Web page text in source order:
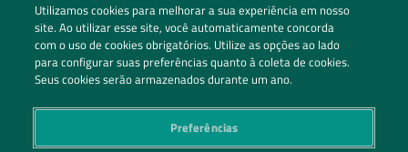
Utilizamos cookies para melhorar a sua experiência em nosso
site. Ao utilizar esse site, você automaticamente concorda
com o uso de cookies obrigatórios. Utilize as opções ao lado
para configurar suas preferências quanto à coleta de cookies.
Seus cookies serão armazenados durante um ano.
Preferências